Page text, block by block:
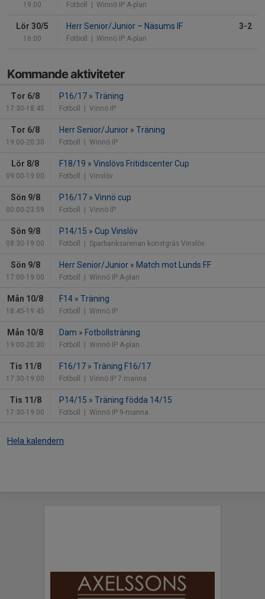
19:00 Fotboll | Winnö IP A-plan
Lör 30/5
16:00
Herr Senior/Junior – Näsums IF
Fotboll | Winnö IP A-plan
3-2
Kommande aktiviteter
Tor 6/8
17:30-18:45
P16/17 » Träning
Fotboll | Vinnö IP
Tor 6/8
19:00-20:30
Herr Senior/Junior » Träning
Fotboll | Winnö IP
Lör 8/8
09:00-19:00
F18/19 » Vinslövs Fritidscenter Cup
Fotboll | Vinslöv
Sön 9/8
00:00-23:59
P16/17 » Vinnö cup
Fotboll | Vinnö IP
Sön 9/8
08:30-19:00
P14/15 » Cup Vinslöv
Fotboll | Sparbanksarenan konstgräs Vinslöv
Sön 9/8
17:00-19:00
Herr Senior/Junior » Match mot Lunds FF
Fotboll | Winnö IP A-plan
Mån 10/8
18:45-19:45
F14 » Träning
Fotboll | Winnö IP
Mån 10/8
19:00-20:30
Dam » Fotbollsträning
Fotboll | Winnö IP A-plan
Tis 11/8
17:30-19:00
F16/17 » Träning F16/17
Fotboll | Vinnö IP 7:manna
Tis 11/8
17:30-19:00
P14/15 » Träning födda 14/15
Fotboll | Winnö IP 9-manna
Hela kalendern